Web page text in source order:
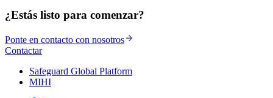
¿Estás listo para comenzar?
Ponte en contacto con nosotros
Contactar
Safeguard Global Platform
MIHI